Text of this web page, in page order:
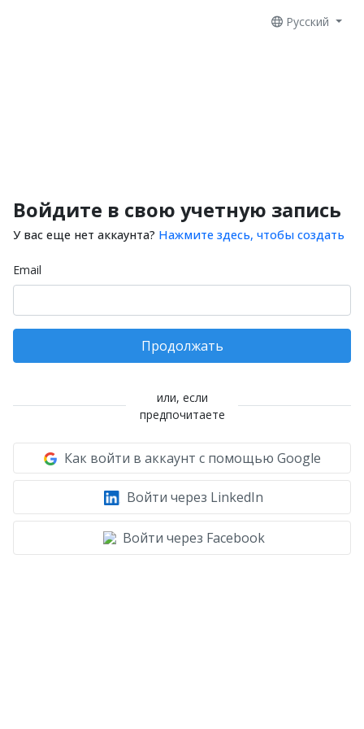
Русский
Войдите в свою учетную запись
У вас еще нет аккаунта? Нажмите здесь, чтобы создать
Email
Продолжать
или, если
предпочитаете
Как войти в аккаунт с помощью Google
Войти через LinkedIn
Войти через Facebook